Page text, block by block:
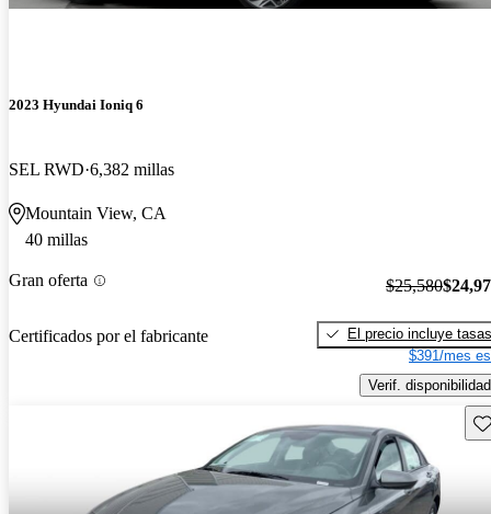
2023 Hyundai Ioniq 6
SEL RWD 6,382 millas
Mountain View, CA
40 millas
Gran oferta
Certificados por el fabricante
$25,580
El precio incluye tasas
$391/mes
Verif. disponibilidad